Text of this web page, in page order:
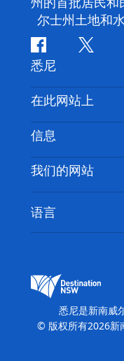
州的首批居民和
尔士州土地和
Facebook叽
喳
喳
悉尼
联系我们
免责声明
隐私
Cookie 通知
在此网站上
目的地
推荐活动
新南威尔士州公路
活动
住宿
信息
旅行信息
无障碍悉尼
列出您的业务
我们的网站
新南威尔士州旅游
缤纷悉尼灯光音乐节
语言
悉尼是新南威
© 版权所有2026新